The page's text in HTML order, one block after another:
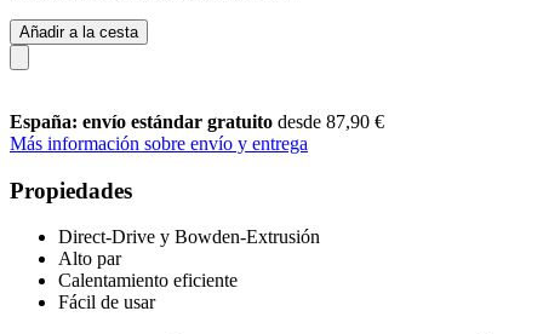
Añadir a la cesta
España: envío estándar gratuito desde 87,90 €
Más información sobre envío y entrega
Propiedades
Direct-Drive y Bowden-Extrusión
Alto par
Calentamiento eficiente
Fácil de usar